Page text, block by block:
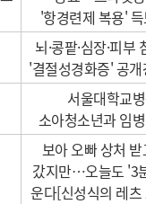
'항경련제 복용'
뇌·콩팥·심장·피부
'결절성경화증' 공개
서울대학교
소아청소년과 임
보아 오빠 상처
갔지만…오늘도 '3
운다[신성식의 레